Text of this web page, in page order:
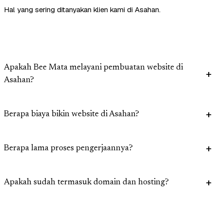
Hal yang sering ditanyakan klien kami di Asahan.
Apakah Bee Mata melayani pembuatan website di
Asahan?
Berapa biaya bikin website di Asahan?
Berapa lama proses pengerjaannya?
Apakah sudah termasuk domain dan hosting?